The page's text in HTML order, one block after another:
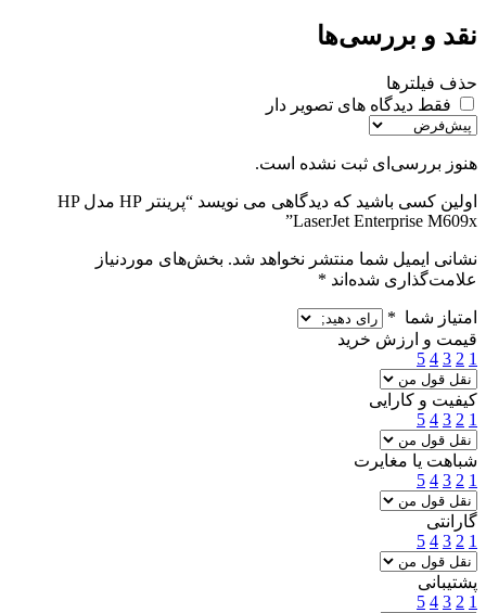
نقد و بررسی‌ها
حذف فیلترها
فقط دیدگاه های تصویر دار
هنوز بررسی‌ای ثبت نشده است.
اولین کسی باشید که دیدگاهی می نویسد “پرینتر HP مدل HP
LaserJet Enterprise M609x”
نشانی ایمیل شما منتشر نخواهد شد. بخش‌های موردنیاز
علامت‌گذاری شده‌اند *
امتیاز شما *
قیمت و ارزش خرید
1
2
3
4
5
کیفیت و کارایی
1
2
3
4
5
شباهت یا مغایرت
1
2
3
4
5
گارانتی
1
2
3
4
5
پشتیبانی
1
2
3
4
5